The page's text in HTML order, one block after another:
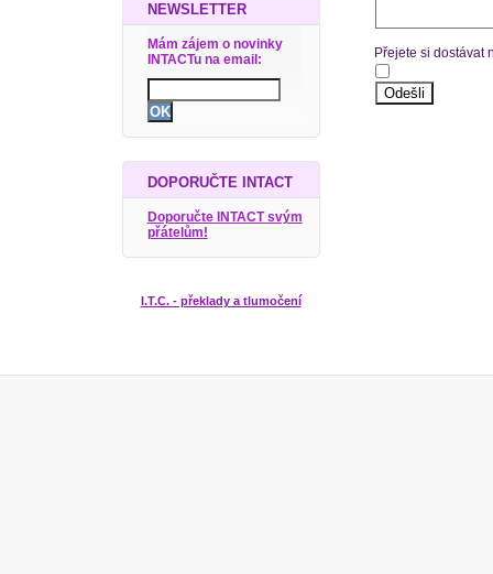
NEWSLETTER
Mám zájem o novinky
INTACTu na email:
DOPORUČTE INTACT
Doporučte INTACT svým
přátelům!
I.T.C. - překlady a tlumočení
Přejete si dostávat